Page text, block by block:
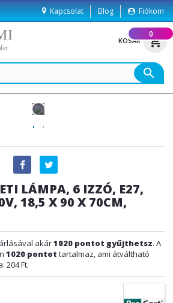
Kapcsolat Blog Fiókom
KOSÁR shopping_cart
0
search
LÁMPA, 6 IZZÓ, E27,
18,5 X 90 X 70CM,
akár1020 pontot gyűjthetsz. A
1020 pontot tartalmaz, ami átváltható
204 Ft.